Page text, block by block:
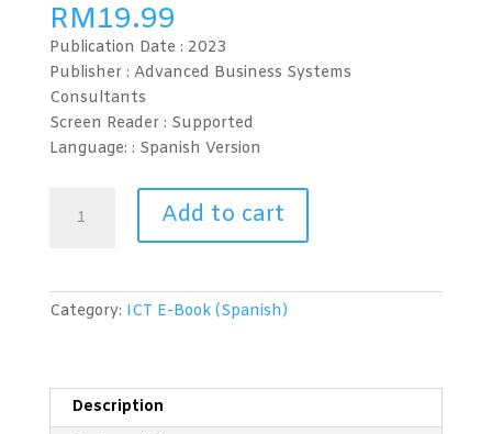
RM19.99
Publication Date : 2023
Publisher : Advanced Business Systems
Consultants
Screen Reader : Supported
Language: : Spanish Version
Operativo
Yosemite)
Add to cart
Category: ICT E-Book (Spanish)
Description